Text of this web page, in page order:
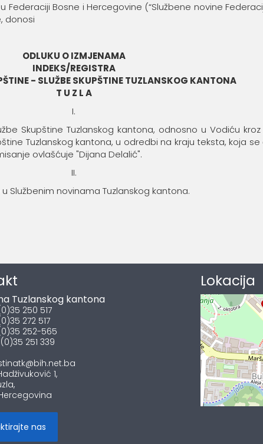
Bosne i Hercegovine (“Službene novine
donosi
ODLUKU O IZMJENAMA
INDEKS/REGISTRA
- SLUŽBE SKUPŠTINE TUZLANSKOG KANTONA
T U Z L A
I.
Skupštine Tuzlanskog kantona, odnosno u Vodiću
Tuzlanskog kantona, u odredbi na kraju teksta, koja
ovlašćuje "Dijana Delalić".
II.
novinama Tuzlanskog kantona.
Tuzlanskog kantona
250 517
272 517
252-565
251 339
1,
nas
Lokacija